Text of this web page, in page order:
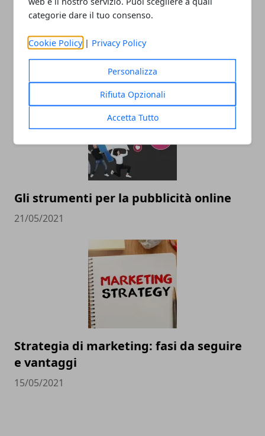
categorie dare il tuo consenso.
Cookie Policy | Privacy Policy
Personalizza
Rifiuta Opzionali
Accetta Tutto
Quali sono le strategie efficaci per
massimizzare la propria visibilità online
Gli strumenti per la pubblicità online
21/05/2021
Strategia di marketing: fasi da seguire
e vantaggi
15/05/2021